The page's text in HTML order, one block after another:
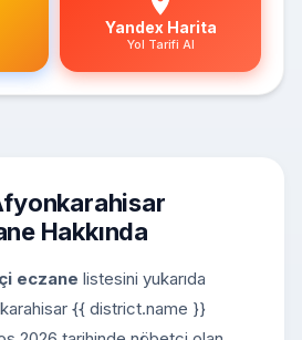
Yandex Harita
Yol Tarifi Al
Hakkında
eczane listesini yukarıda
{{ district.name }}